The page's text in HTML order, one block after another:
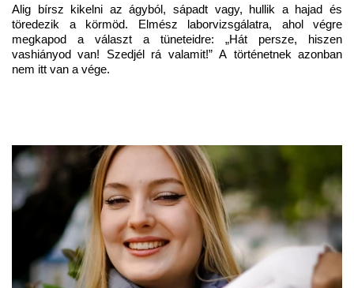
Alig bírsz kikelni az ágyból, sápadt vagy, hullik a hajad és
töredezik a körmöd. Elmész laborvizsgálatra, ahol végre
megkapod a választ a tüneteidre: „Hát persze, hiszen
vashiányod van! Szedjél rá valamit!” A történetnek azonban
nem itt van a vége.